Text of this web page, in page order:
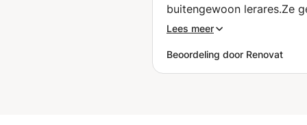
buitengewoon lerares.Ze
met een goede hart.
voor te bereiden. ”
Lees meer
Beoordeling door Renovat